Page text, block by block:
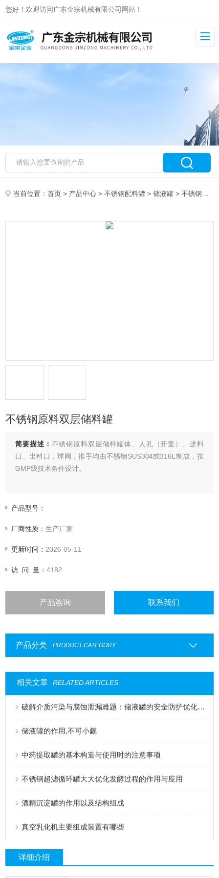
您好！欢迎访问广东金宗机械有限公司网站！
当前位置：首页 > 产品中心 >不锈钢配料罐 >储液罐 > 不锈钢原料双层储料罐
不锈钢原料双层储料罐
简要描述： 不锈钢原料双层储料罐体、人孔（开盖）、进料
口、出料口，球阀，推手均由不锈钢SUS304或316L制成，按
GMP级技术条件设计。
产品型号：
厂商性质：生产厂家
更新时间： 2026-05-11
访 问 量：4182
产品咨询 联系我们
产品分类 PRODUCT CATEGORY
相关文章 RELATED ARTICLES
破解介质污染与腐蚀泄漏难题：储液罐的安全防护优化方案
储液罐的作用,不可小觑
中药提取罐的基本构造与使用时的注意事项
不锈钢超滤循环罐大大优化发酵过程的作用与应用
酒精沉淀罐的作用以及结构组成
真空乳化机主要组成装置有哪些
详细介绍